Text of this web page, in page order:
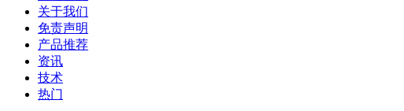
关于我们
免责声明
产品推荐
资讯
技术
热门